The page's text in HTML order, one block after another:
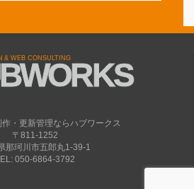
・更新管理ならハブワークス
〒811-1252
那珂川市五郎丸1-39-1
050-6864-3792